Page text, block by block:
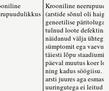
Krooniline
(arstide sõnul oli
geneetilise päritoluga
tulnud loote
näidanud välja ühtegi
sümptomit ega
täiesti lõpu
päeval muutus koer
ning kadus söögiisu.
arsti juures aga esmaste
uuringutega ei leitud